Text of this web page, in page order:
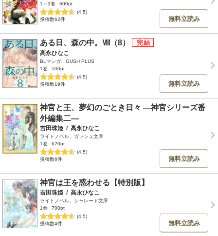
1～3巻
600pt
(4.5)
投稿数62件
無料立読み
ある日、森の中。Ⅷ（8）
高永ひなこ
BLマンガ、GUSH PLUS
1巻
500pt
(4.5)
投稿数19件
無料立読み
神官と王、夢幻のごとき日々 ―神官シリーズ番
外編集二―
吉田珠姫 / 高永ひなこ
ライトノベル、ガッシュ文庫
1巻
620pt
(4.5)
投稿数6件
無料立読み
神官は王を惑わせる【特別版】
吉田珠姫 / 高永ひなこ
ライトノベル、シャレード文庫
1巻
700pt
(4.5)
投稿数4件
無料立読み